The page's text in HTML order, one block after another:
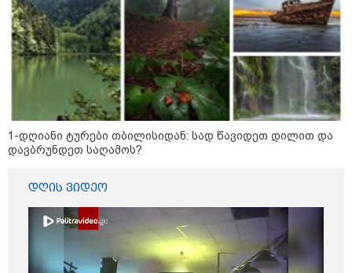
2026 წლის ყველაზე გაყიდვადი
ავტომობილები - Focus2Move-ის
რეიტინგი
პოლიტიკა
1-დღიანი ტურები თბილისიდან: სად წავიდეთ დილით და
დავბრუნდეთ საღამოს?
დღის ვიდეო